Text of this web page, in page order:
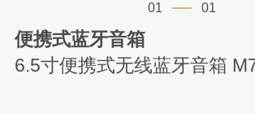
01 01
便携式蓝牙音箱
6.5寸便携式无线蓝牙音箱